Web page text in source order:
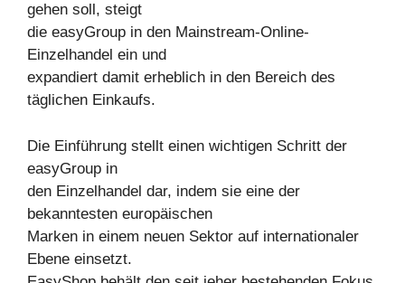
gehen soll, steigt
die easyGroup in den Mainstream-Online-
Einzelhandel ein und
expandiert damit erheblich in den Bereich des
täglichen Einkaufs.
Die Einführung stellt einen wichtigen Schritt der
easyGroup in
den Einzelhandel dar, indem sie eine der
bekanntesten europäischen
Marken in einem neuen Sektor auf internationaler
Ebene einsetzt.